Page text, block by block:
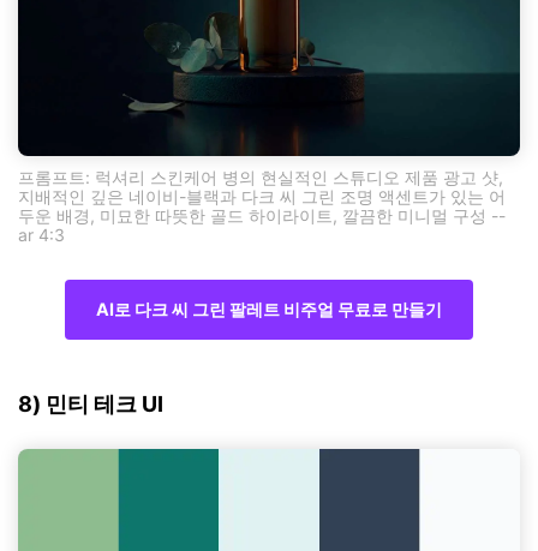
프롬프트: 럭셔리 스킨케어 병의 현실적인 스튜디오 제품 광고 샷,
지배적인 깊은 네이비-블랙과 다크 씨 그린 조명 액센트가 있는 어
두운 배경, 미묘한 따뜻한 골드 하이라이트, 깔끔한 미니멀 구성 --
ar 4:3
AI로 다크 씨 그린 팔레트 비주얼 무료로 만들기
8) 민티 테크 UI